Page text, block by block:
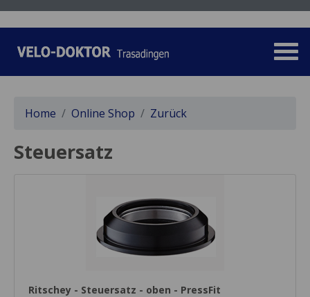
Home Online Shop Zurück
Steuersatz
Ritschey - Steuersatz - oben - PressFit